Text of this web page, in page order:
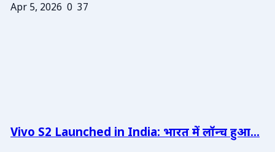
Apr 5, 2026 0 37
Vivo S2 Launched in India: भारत में लॉन्च हुआ...